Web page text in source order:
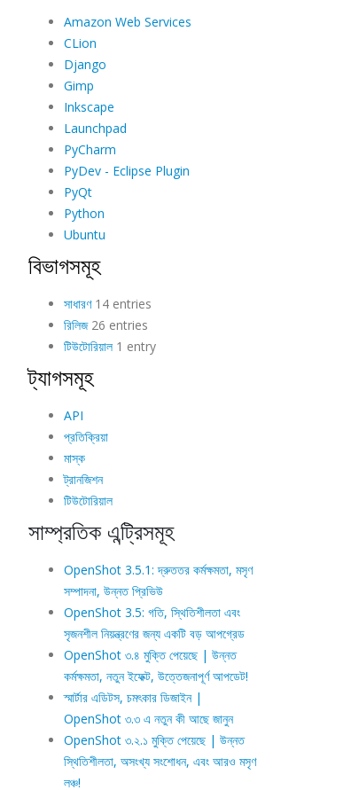
Amazon Web Services
CLion
Django
Gimp
Inkscape
Launchpad
PyCharm
PyDev - Eclipse Plugin
PyQt
Python
Ubuntu
বিভাগসমূহ
সাধারণ14 entries
রিলিজ26 entries
টিউটোরিয়াল1 entry
ট্যাগসমূহ
API
প্রতিক্রিয়া
মাস্ক
ট্রানজিশন
টিউটোরিয়াল
সাম্প্রতিক এন্ট্রিসমূহ
OpenShot 3.5.1: দ্রুততর কর্মক্ষমতা, মসৃণ
সম্পাদনা, উন্নত প্রিভিউ
OpenShot 3.5: গতি, স্থিতিশীলতা এবং
সৃজনশীল নিয়ন্ত্রণের জন্য একটি বড় আপগ্রেড
OpenShot ৩.৪ মুক্তি পেয়েছে | উন্নত
কর্মক্ষমতা, নতুন ইফেক্ট, উত্তেজনাপূর্ণ আপডেট!
স্মার্টার এডিটস, চমৎকার ডিজাইন |
OpenShot ৩.৩ এ নতুন কী আছে জানুন
OpenShot ৩.২.১ মুক্তি পেয়েছে | উন্নত
স্থিতিশীলতা, অসংখ্য সংশোধন, এবং আরও মসৃণ
লঞ্চ!